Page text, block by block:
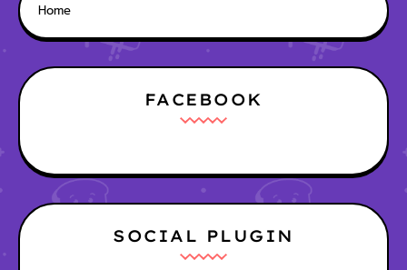
Home
FACEBOOK
SOCIAL PLUGIN